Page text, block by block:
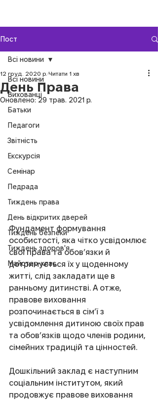
Пост
Всі новини
Вихованці
Батьки
Педагоги
Звітність
Екскурсія
Семінар
Педрада
Тиждень права
День відкритих дверей
Тиждень безпеки
Тиждень здоров'я
Майстер-клас
Всі новини
День Права
12 груд. 2020 р. Читати 1 хв
Оновлено: 29 трав. 2021 р.
Фундамент формування
особистості, яка чітко усвідомлює
свої права та обов’язки й
дотримується їх у щоденному
житті, слід закладати ще в
ранньому дитинстві. А отже,
правове виховання
розпочинається в сім’ї з
усвідомлення дитиною своїх прав
та обов’язків щодо членів родини,
сімейних традицій та цінностей.
Дошкільний заклад є наступним
соціальним інститутом, який
продовжує правове виховання